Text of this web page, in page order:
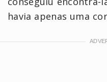
havia apenas uma